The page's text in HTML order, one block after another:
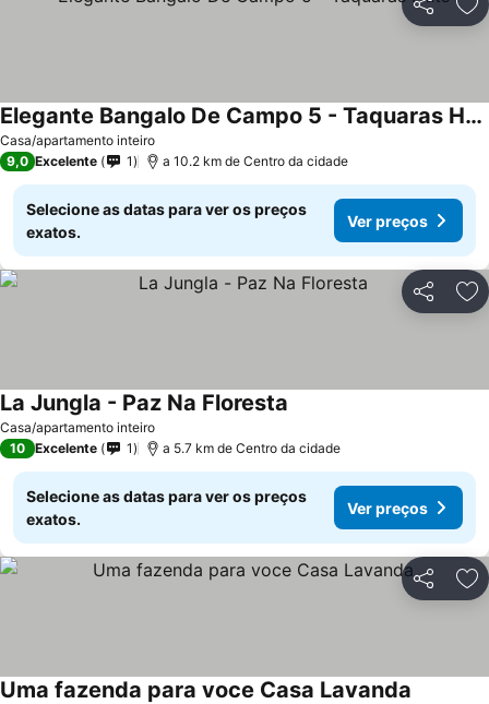
Partilhar
Casa/apartamento inteiro
Elegante Bangalo De Campo 5 - Taquaras Huts
9,0 Excelente 1 a 10.2 km de Centro da cidade
Selecione as datas para ver os preços
exatos.
Ver preços
Partilhar
Casa/apartamento inteiro
La Jungla - Paz Na Floresta
10 Excelente 1 a 5.7 km de Centro da cidade
Selecione as datas para ver os preços
exatos.
Ver preços
Partilhar
Uma fazenda para voce Casa Lavanda